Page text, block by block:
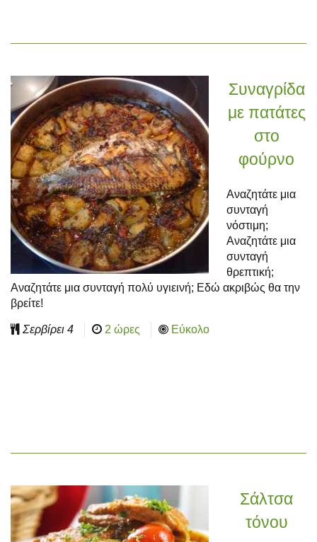
Συναγρίδα
με πατάτες
στο
φούρνο
Αναζητάτε μια
συνταγή
νόστιμη;
Αναζητάτε μια
συνταγή
θρεπτική;
Αναζητάτε μια συνταγή πολύ υγιεινή; Εδώ ακριβώς θα την
βρείτε!
Σερβίρει 4 2 ώρες Εύκολο
Σάλτσα
τόνου